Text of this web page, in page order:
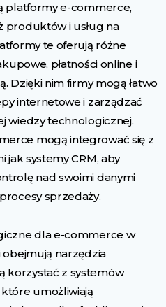
platformy e-commerce,
produktów i usług na
te oferują różne
płatności online i
Dzięki nim firmy mogą łatwo
internetowe i zarządzać
wiedzy technologicznej.
mogą integrować się z
jak systemy CRM, aby
nad swoimi danymi
sprzedaży.
dla e-commerce w
narzędzia
korzystać z systemów
umożliwiają